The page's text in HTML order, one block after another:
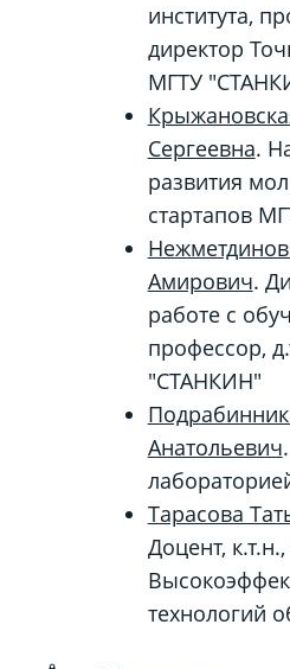
института,
директор
МГТУ
Сергеевна.
развития
стартапов
Амирович.
работе с
профессор,
"СТАНКИН"
Анатольевич
Тарасова
Доцент,
технологий